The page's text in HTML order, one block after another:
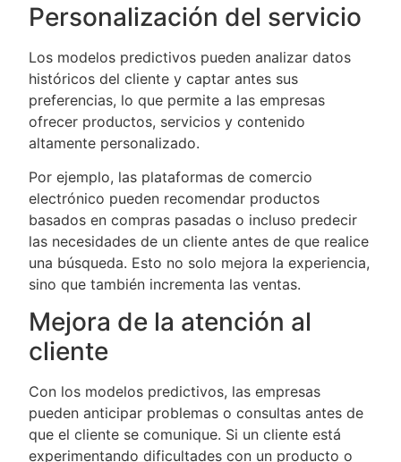
Personalización del servicio
Los modelos predictivos pueden analizar datos
históricos del cliente y captar antes sus
preferencias, lo que permite a las empresas
ofrecer productos, servicios y contenido
altamente personalizado.
Por ejemplo, las plataformas de comercio
electrónico pueden recomendar productos
basados en compras pasadas o incluso predecir
las necesidades de un cliente antes de que realice
una búsqueda. Esto no solo mejora la experiencia,
sino que también incrementa las ventas.
Mejora de la atención al
cliente
Con los modelos predictivos, las empresas
pueden anticipar problemas o consultas antes de
que el cliente se comunique. Si un cliente está
experimentando dificultades con un producto o